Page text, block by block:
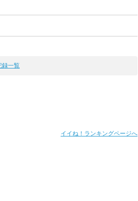
録一覧
イイね！ランキングページへ